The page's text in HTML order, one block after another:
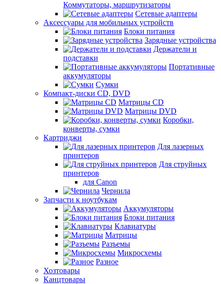
Коммутаторы, маршрутизаторы
Сетевые адаптеры
Аксессуары для мобильных устройств
Блоки питания
Зарядные устройства
Держатели и
подставки
Портативные
аккумуляторы
Сумки
Компакт-диски CD, DVD
Матрицы CD
Матрицы DVD
Коробки,
конверты, сумки
Картриджи
Для лазерных
принтеров
Для струйных
принтеров
для Canon
Чернила
Запчасти к ноутбукам
Аккумуляторы
Блоки питания
Клавиатуры
Матрицы
Разъемы
Микросхемы
Разное
Хозтовары
Канцтовары